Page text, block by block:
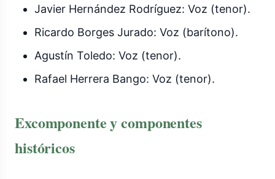
Javier Hernández Rodríguez: Voz (tenor).
Ricardo Borges Jurado: Voz (barítono).
Agustín Toledo: Voz (tenor).
Rafael Herrera Bango: Voz (tenor).
Excomponente y componentes
históricos